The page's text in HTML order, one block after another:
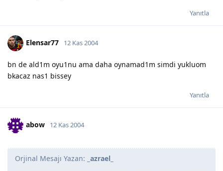
Yanıtla
Elensar77 12 Kas 2004
bn de ald1m oyu1nu ama daha oynamad1m simdi yukluom
bkacaz nas1 bissey
Yanıtla
abow 12 Kas 2004
Orjinal Mesajı Yazan: _azrael_